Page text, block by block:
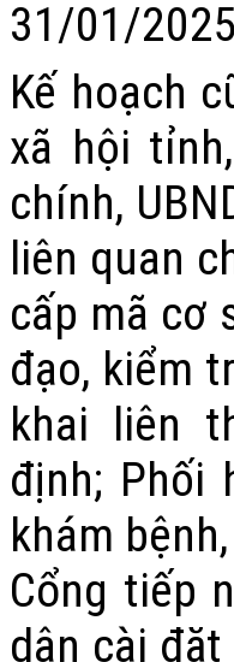
31/01/2025
Kế hoạch
xã hội
chính,
liên quan
cấp mã cơ
đạo, kiểm
khai liên
định; Phối
khám
Cổng tiếp
dân cài